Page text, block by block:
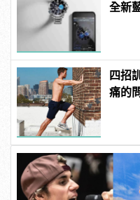
全新
四招
痛的